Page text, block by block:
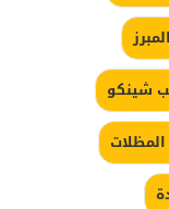
شينكو